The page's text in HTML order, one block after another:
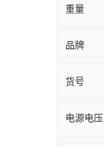
重量
品牌
货号
电源电压